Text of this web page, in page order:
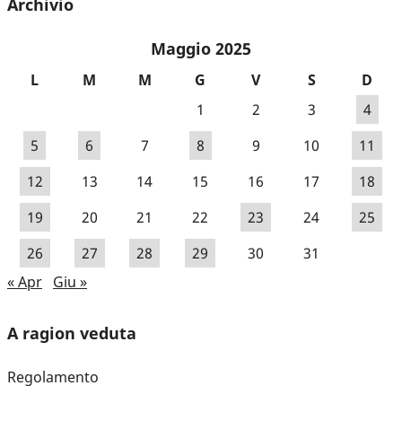
Archivio
Maggio 2025
L M M G V S
D
1
2 3
4
5
6 7 8 9 10
11
12
13 14 15 16 17
18
19
20 21 22 23 24
25
26
27 28 29 30
31
« Apr Giu »
A ragion veduta
Regolamento